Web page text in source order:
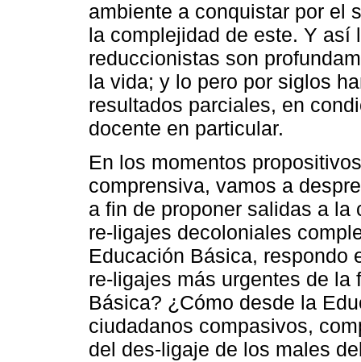
ambiente a conquistar por el
la complejidad de este. Y así
reduccionistas son
la vida; y lo pero por siglos
resultados parciales, en
docente en particular.
En los momentos
comprensiva, vamos a
a fin de proponer salidas a
re-ligajes decoloniales
Educación Básica, respondo
re-ligajes más urgentes de
Básica? ¿Cómo desde la
ciudadanos compasivos,
del des-ligaje de los males